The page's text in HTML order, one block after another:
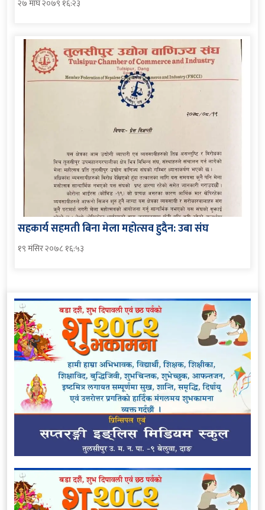
२७ माघ २०७९ १६:२३
सहकार्य सहमती बिना मेला महोत्सव हुदैन: उबा संघ
१९ मंसिर २०७८ १६:५३